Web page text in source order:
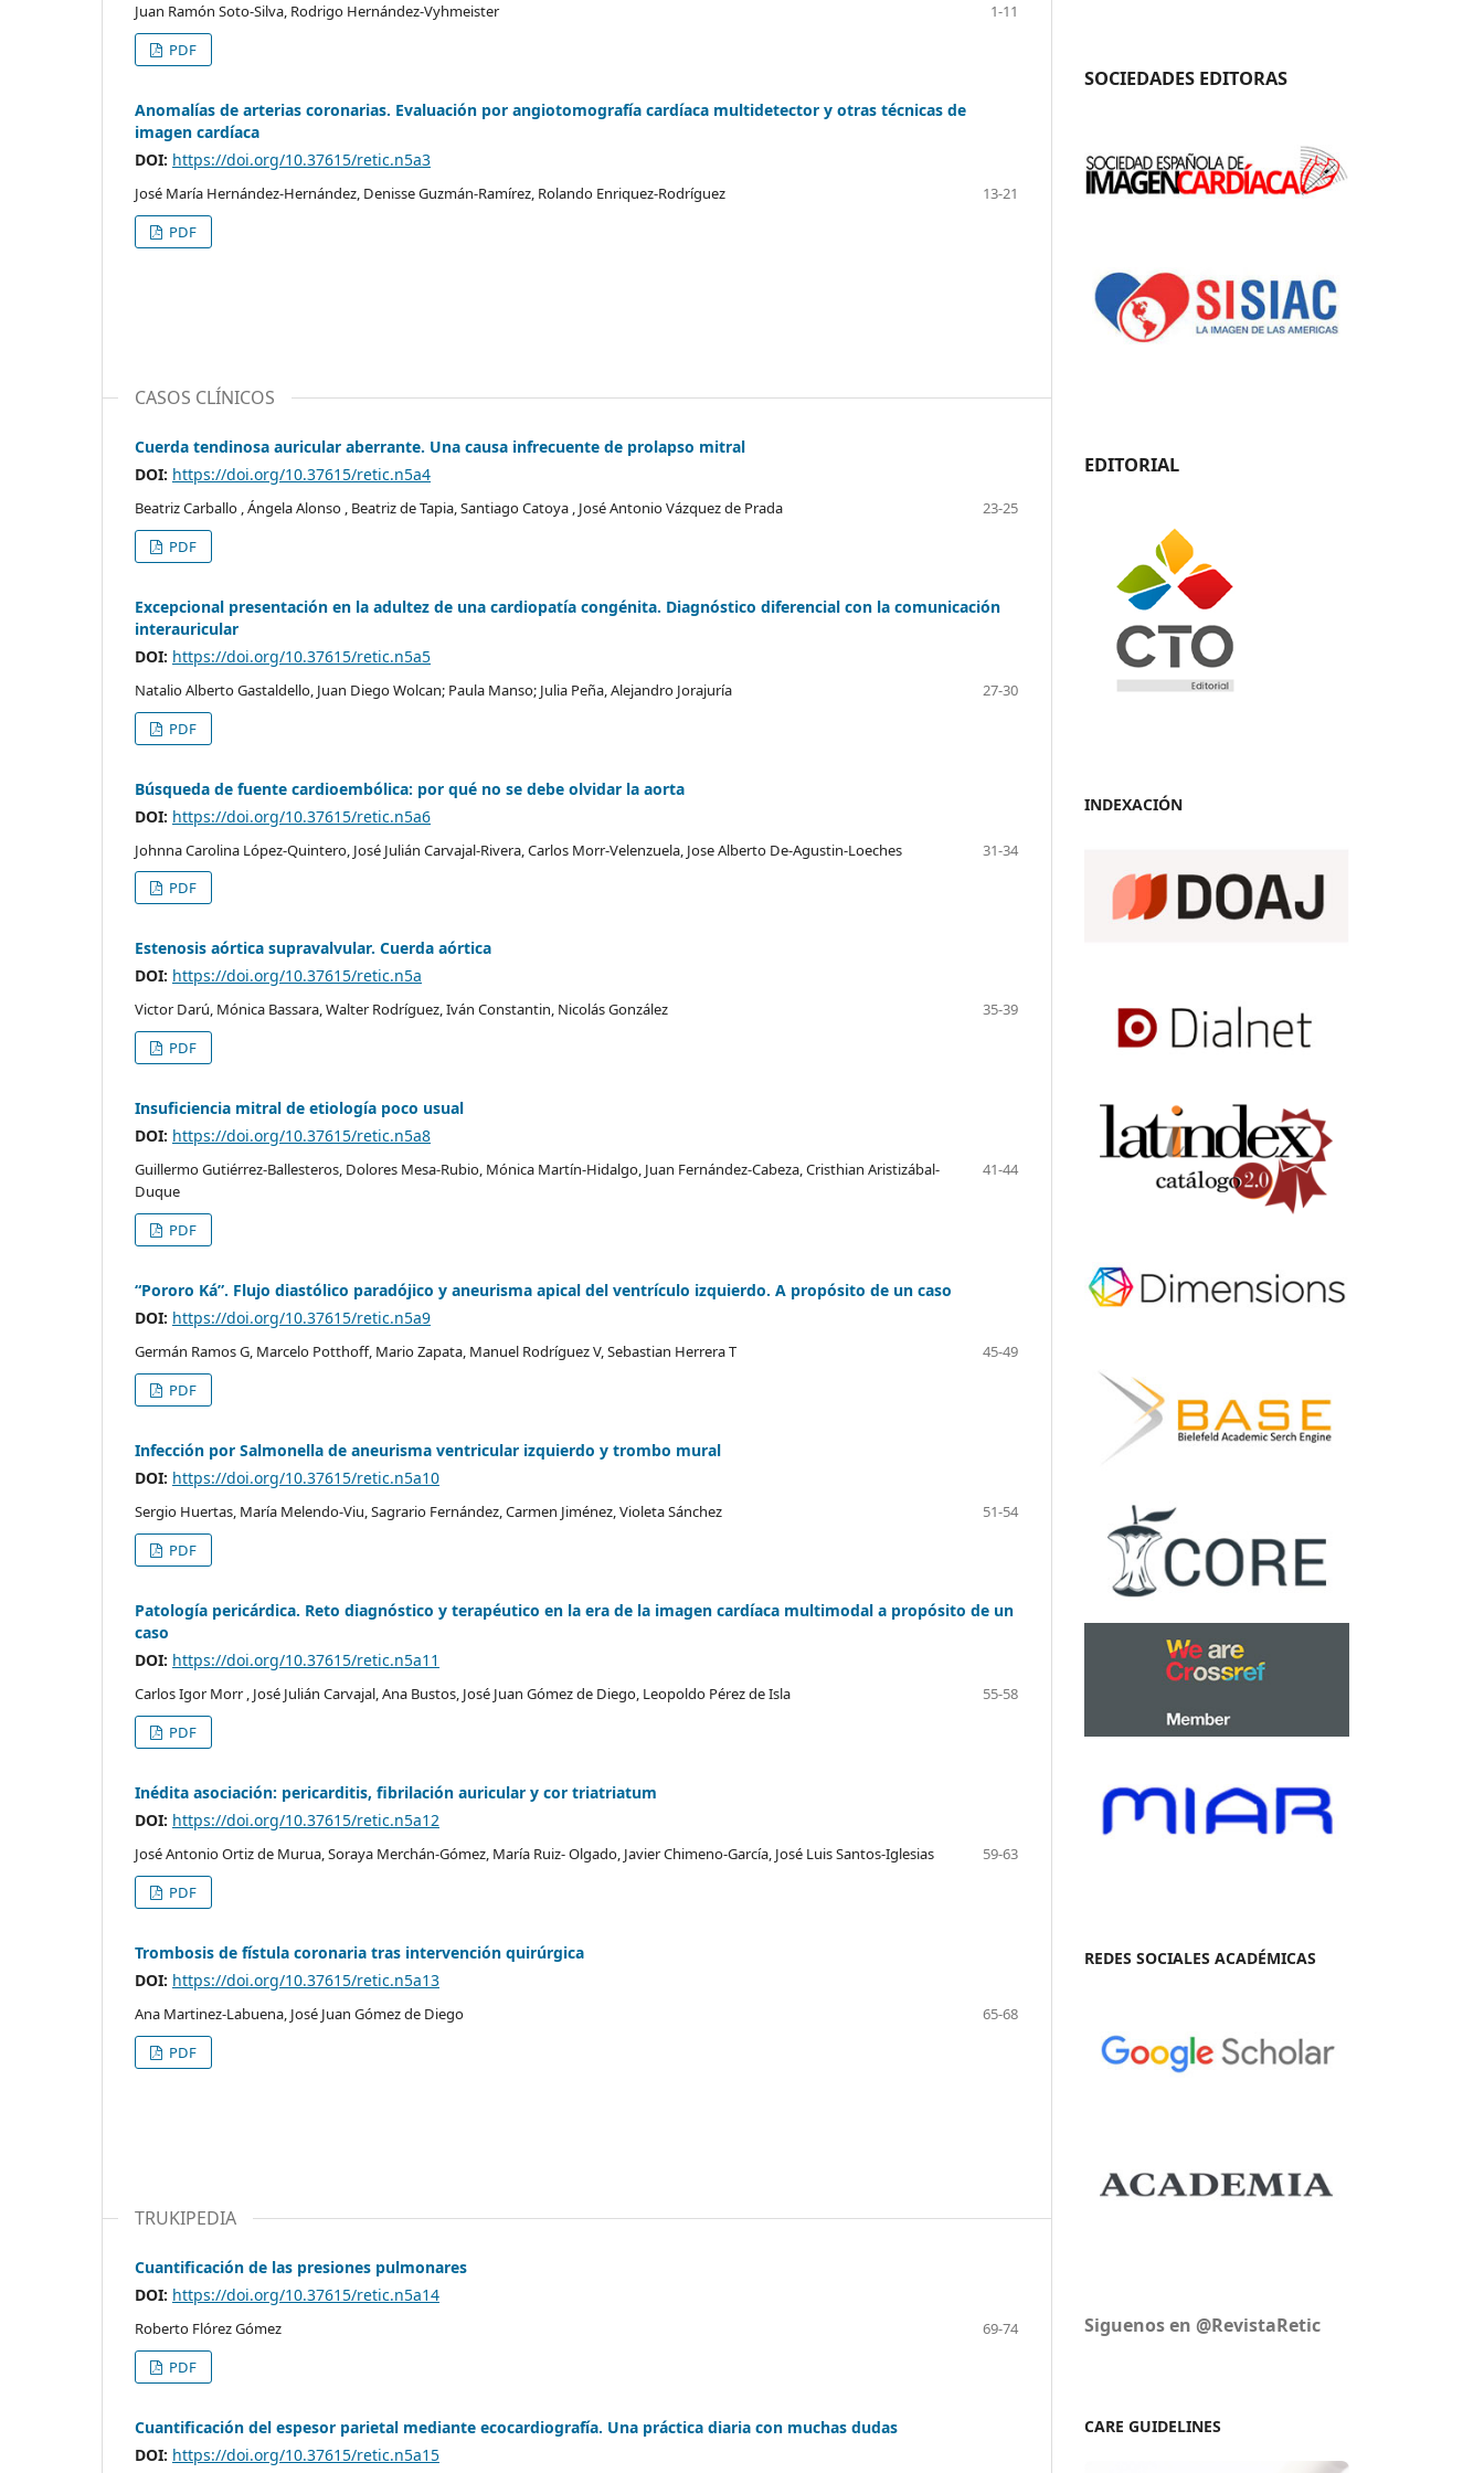
Juan Ramón Soto-Silva, Rodrigo Hernández-Vyhmeister
1-11
PDF
Anomalías de arterias coronarias. Evaluación por angiotomografía cardíaca multidetector y otras técnicas de
imagen cardíaca
DOI: https://doi.org/10.37615/retic.n5a3
José María Hernández-Hernández, Denisse Guzmán-Ramírez, Rolando Enriquez-Rodríguez
13-21
PDF
CASOS CLÍNICOS
Cuerda tendinosa auricular aberrante. Una causa infrecuente de prolapso mitral
DOI: https://doi.org/10.37615/retic.n5a4
Beatriz Carballo , Ángela Alonso , Beatriz de Tapia, Santiago Catoya , José Antonio Vázquez de Prada
23-25
PDF
Excepcional presentación en la adultez de una cardiopatía congénita. Diagnóstico diferencial con la comunicación
interauricular
DOI: https://doi.org/10.37615/retic.n5a5
Natalio Alberto Gastaldello, Juan Diego Wolcan; Paula Manso; Julia Peña, Alejandro Jorajuría
27-30
PDF
Búsqueda de fuente cardioembólica: por qué no se debe olvidar la aorta
DOI: https://doi.org/10.37615/retic.n5a6
Johnna Carolina López-Quintero, José Julián Carvajal-Rivera, Carlos Morr-Velenzuela, Jose Alberto De-Agustin-Loeches
31-34
PDF
Estenosis aórtica supravalvular. Cuerda aórtica
DOI: https://doi.org/10.37615/retic.n5a
Victor Darú, Mónica Bassara, Walter Rodríguez, Iván Constantin, Nicolás González
35-39
PDF
Insuficiencia mitral de etiología poco usual
DOI: https://doi.org/10.37615/retic.n5a8
Guillermo Gutiérrez-Ballesteros, Dolores Mesa-Rubio, Mónica Martín-Hidalgo, Juan Fernández-Cabeza, Cristhian Aristizábal-
Duque
41-44
PDF
“Pororo Ká”. Flujo diastólico paradójico y aneurisma apical del ventrículo izquierdo. A propósito de un caso
DOI: https://doi.org/10.37615/retic.n5a9
Germán Ramos G, Marcelo Potthoff, Mario Zapata, Manuel Rodríguez V, Sebastian Herrera T
45-49
PDF
Infección por Salmonella de aneurisma ventricular izquierdo y trombo mural
DOI: https://doi.org/10.37615/retic.n5a10
Sergio Huertas, María Melendo-Viu, Sagrario Fernández, Carmen Jiménez, Violeta Sánchez
51-54
PDF
Patología pericárdica. Reto diagnóstico y terapéutico en la era de la imagen cardíaca multimodal a propósito de un
caso
DOI: https://doi.org/10.37615/retic.n5a11
Carlos Igor Morr , José Julián Carvajal, Ana Bustos, José Juan Gómez de Diego, Leopoldo Pérez de Isla
55-58
PDF
Inédita asociación: pericarditis, fibrilación auricular y cor triatriatum
DOI: https://doi.org/10.37615/retic.n5a12
José Antonio Ortiz de Murua, Soraya Merchán-Gómez, María Ruiz- Olgado, Javier Chimeno-García, José Luis Santos-Iglesias
59-63
PDF
Trombosis de fístula coronaria tras intervención quirúrgica
DOI: https://doi.org/10.37615/retic.n5a13
Ana Martinez-Labuena, José Juan Gómez de Diego
65-68
PDF
TRUKIPEDIA
Cuantificación de las presiones pulmonares
DOI: https://doi.org/10.37615/retic.n5a14
Roberto Flórez Gómez
69-74
PDF
Cuantificación del espesor parietal mediante ecocardiografía. Una práctica diaria con muchas dudas
DOI: https://doi.org/10.37615/retic.n5a15
SOCIEDADES EDITORAS
EDITORIAL
INDEXACIÓN
REDES SOCIALES ACADÉMICAS
Siguenos en @RevistaRetic
CARE GUIDELINES